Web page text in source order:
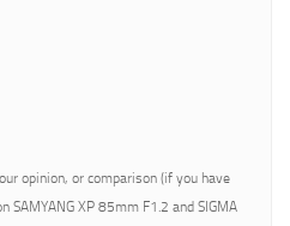
opinion, or comparison (if you have
XP 85mm F1.2 and SIGMA